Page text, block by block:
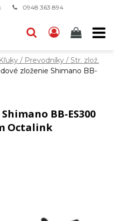
0948 363 894
Kľuky / Prevodníky / Str. zlož.
zloženie Shimano BB-
BB-ES300
Octalink